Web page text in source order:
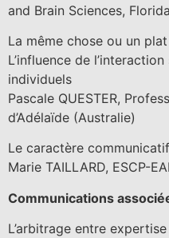
and Brain Sciences,
La même chose ou un
L’influence de
individuels
Pascale QUESTER,
d’Adélaïde (Australie)
Le caractère
Marie TAILLARD, ESCP-
Communications
L’arbitrage entre